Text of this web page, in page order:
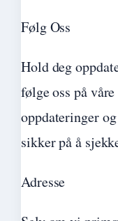
Følg Oss
Hold deg
følge oss på
oppdateringer
sikker på å
Adresse